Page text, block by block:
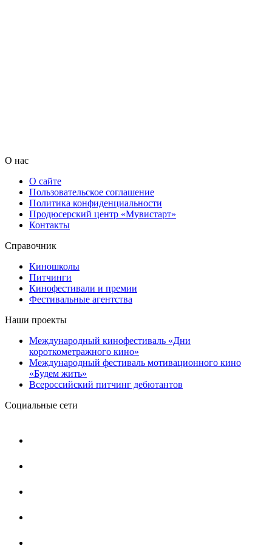
О нас
О сайте
Пользовательское соглашение
Политика конфиденциальности
Продюсерский центр «Мувистарт»
Контакты
Справочник
Киношколы
Питчинги
Кинофестивали и премии
Фестивальные агентства
Наши проекты
Международный кинофестиваль «Дни
короткометражного кино»
Международный фестиваль мотивационного кино
«Будем жить»
Всероссийский питчинг дебютантов
Социальные сети